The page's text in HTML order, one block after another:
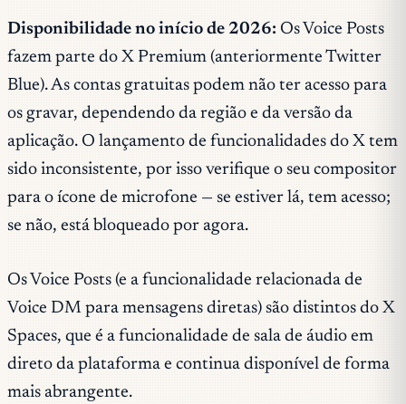
Disponibilidade no início de 2026: Os Voice Posts
fazem parte do X Premium (anteriormente Twitter
Blue). As contas gratuitas podem não ter acesso para
os gravar, dependendo da região e da versão da
aplicação. O lançamento de funcionalidades do X tem
sido inconsistente, por isso verifique o seu compositor
para o ícone de microfone — se estiver lá, tem acesso;
se não, está bloqueado por agora.
Os Voice Posts (e a funcionalidade relacionada de
Voice DM para mensagens diretas) são distintos do X
Spaces, que é a funcionalidade de sala de áudio em
direto da plataforma e continua disponível de forma
mais abrangente.